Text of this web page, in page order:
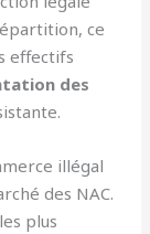
ce
effectifs
des
illégal
des NAC.
plus